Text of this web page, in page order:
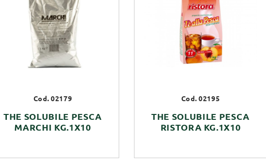
Cod. 02179
THE SOLUBILE PESCA
MARCHI KG.1X10
Cod. 02195
THE SOLUBILE PESCA
RISTORA KG.1X10